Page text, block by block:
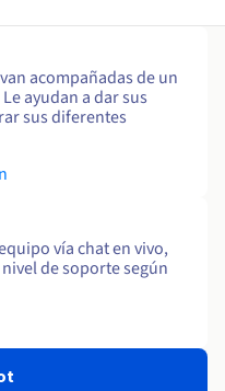
acompañadas de un
ayudan a dar sus
sus diferentes
vía chat en vivo,
de soporte según